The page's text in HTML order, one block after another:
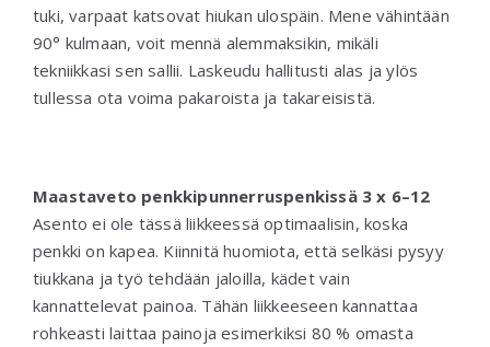
tuki, varpaat katsovat hiukan ulospäin. Mene vähintään
90° kulmaan, voit mennä alemmaksikin, mikäli
tekniikkasi sen sallii. Laskeudu hallitusti alas ja ylös
tullessa ota voima pakaroista ja takareisistä.
Maastaveto penkkipunnerruspenkissä 3 x 6–12
Asento ei ole tässä liikkeessä optimaalisin, koska
penkki on kapea. Kiinnitä huomiota, että selkäsi pysyy
tiukkana ja työ tehdään jaloilla, kädet vain
kannattelevat painoa. Tähän liikkeeseen kannattaa
rohkeasti laittaa painoja esimerkiksi 80 % omasta